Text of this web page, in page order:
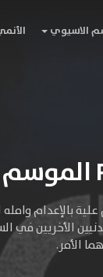
الاسيوي
بالإعدام
الأخريين في
الأمر.